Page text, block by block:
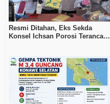
Resmi Ditahan, Eks Sekda
Konsel Ichsan Porosi Terancam